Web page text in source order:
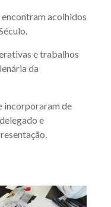
encontram acolhidos
e trabalhos
da
incorporaram de
e